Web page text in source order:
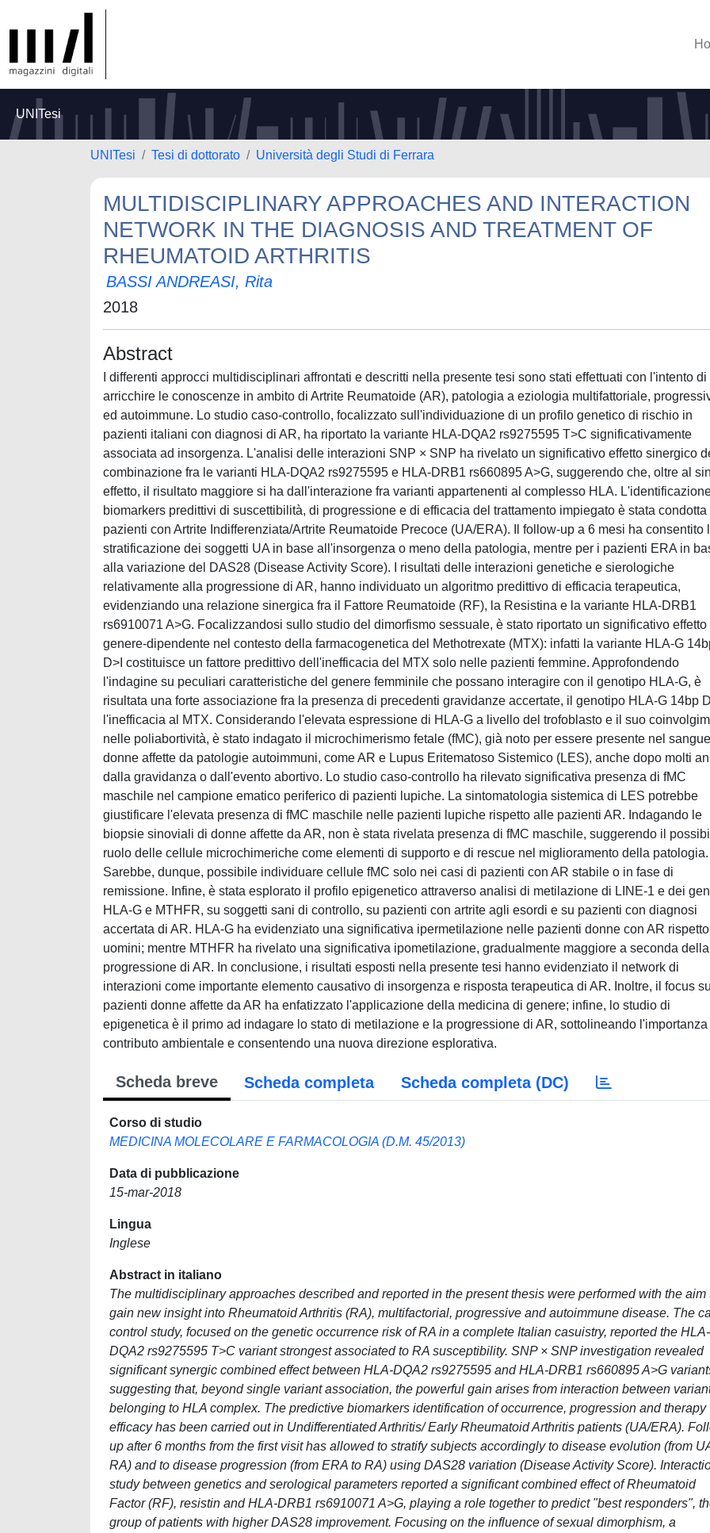
UNITesi
UNITesi Tesi di dottorato Università degli Studi di Ferrara
MULTIDISCIPLINARY APPROACHES AND INTERACTION
NETWORK IN THE DIAGNOSIS AND TREATMENT OF
RHEUMATOID ARTHRITIS
BASSI ANDREASI, Rita
2018
Abstract
I differenti approcci multidisciplinari affrontati e descritti nella presente tesi sono stati effettuati con l'intento di
arricchire le conoscenze in ambito di Artrite Reumatoide (AR), patologia a eziologia multifattoriale,
ed autoimmune. Lo studio caso-controllo, focalizzato sull'individuazione di un profilo genetico di rischio in
pazienti italiani con diagnosi di AR, ha riportato la variante HLA-DQA2 rs9275595 T>C significativamente
associata ad insorgenza. L'analisi delle interazioni SNP × SNP ha rivelato un significativo effetto sinergico
combinazione fra le varianti HLA-DQA2 rs9275595 e HLA-DRB1 rs660895 A>G, suggerendo che, oltre al
effetto, il risultato maggiore si ha dall'interazione fra varianti appartenenti al complesso HLA.
biomarkers predittivi di suscettibilità, di progressione e di efficacia del trattamento impiegato è stata condotta
pazienti con Artrite Indifferenziata/Artrite Reumatoide Precoce (UA/ERA). Il follow-up a 6 mesi ha consentito
stratificazione dei soggetti UA in base all'insorgenza o meno della patologia, mentre per i pazienti ERA in
alla variazione del DAS28 (Disease Activity Score). I risultati delle interazioni genetiche e sierologiche
relativamente alla progressione di AR, hanno individuato un algoritmo predittivo di efficacia terapeutica,
evidenziando una relazione sinergica fra il Fattore Reumatoide (RF), la Resistina e la variante HLA-DRB1
rs6910071 A>G. Focalizzandosi sullo studio del dimorfismo sessuale, è stato riportato un significativo effetto
genere-dipendente nel contesto della farmacogenetica del Methotrexate (MTX): infatti la variante HLA-G
D>I costituisce un fattore predittivo dell'inefficacia del MTX solo nelle pazienti femmine. Approfondendo
l'indagine su peculiari caratteristiche del genere femminile che possano interagire con il genotipo HLA-G, è
risultata una forte associazione fra la presenza di precedenti gravidanze accertate, il genotipo HLA-G 14bp
l'inefficacia al MTX. Considerando l'elevata espressione di HLA-G a livello del trofoblasto e il suo
nelle poliabortività, è stato indagato il microchimerismo fetale (fMC), già noto per essere presente nel
donne affette da patologie autoimmuni, come AR e Lupus Eritematoso Sistemico (LES), anche dopo molti
dalla gravidanza o dall'evento abortivo. Lo studio caso-controllo ha rilevato significativa presenza di fMC
maschile nel campione ematico periferico di pazienti lupiche. La sintomatologia sistemica di LES potrebbe
giustificare l'elevata presenza di fMC maschile nelle pazienti lupiche rispetto alle pazienti AR. Indagando le
biopsie sinoviali di donne affette da AR, non è stata rivelata presenza di fMC maschile, suggerendo il
ruolo delle cellule microchimeriche come elementi di supporto e di rescue nel miglioramento della patologia.
Sarebbe, dunque, possibile individuare cellule fMC solo nei casi di pazienti con AR stabile o in fase di
remissione. Infine, è stata esplorato il profilo epigenetico attraverso analisi di metilazione di LINE-1 e dei
HLA-G e MTHFR, su soggetti sani di controllo, su pazienti con artrite agli esordi e su pazienti con diagnosi
accertata di AR. HLA-G ha evidenziato una significativa ipermetilazione nelle pazienti donne con AR
uomini; mentre MTHFR ha rivelato una significativa ipometilazione, gradualmente maggiore a seconda della
progressione di AR. In conclusione, i risultati esposti nella presente tesi hanno evidenziato il network di
interazioni come importante elemento causativo di insorgenza e risposta terapeutica di AR. Inoltre, il focus
pazienti donne affette da AR ha enfatizzato l'applicazione della medicina di genere; infine, lo studio di
epigenetica è il primo ad indagare lo stato di metilazione e la progressione di AR, sottolineando l'importanza
contributo ambientale e consentendo una nuova direzione esplorativa.
Scheda breve Scheda completa Scheda completa (DC)
Corso di studio
MEDICINA MOLECOLARE E FARMACOLOGIA (D.M. 45/2013)
Data di pubblicazione
15-mar-2018
Lingua
Inglese
Abstract in italiano
The multidisciplinary approaches described and reported in the present thesis were performed with the aim
gain new insight into Rheumatoid Arthritis (RA), multifactorial, progressive and autoimmune disease. The
control study, focused on the genetic occurrence risk of RA in a complete Italian casuistry, reported the HLA-
DQA2 rs9275595 T>C variant strongest associated to RA susceptibility. SNP × SNP investigation revealed
significant synergic combined effect between HLA-DQA2 rs9275595 and HLA-DRB1 rs660895 A>G
suggesting that, beyond single variant association, the powerful gain arises from interaction between
belonging to HLA complex. The predictive biomarkers identification of occurrence, progression and therapy
efficacy has been carried out in Undifferentiated Arthritis/ Early Rheumatoid Arthritis patients (UA/ERA).
up after 6 months from the first visit has allowed to stratify subjects accordingly to disease evolution (from
RA) and to disease progression (from ERA to RA) using DAS28 variation (Disease Activity Score).
study between genetics and serological parameters reported a significant combined effect of Rheumatoid
Factor (RF), resistin and HLA-DRB1 rs6910071 A>G, playing a role together to predict "best responders",
group of patients with higher DAS28 improvement. Focusing on the influence of sexual dimorphism, a